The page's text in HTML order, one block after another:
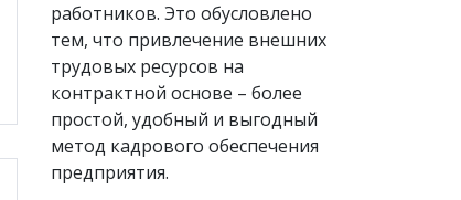
работников. Это обусловлено
тем, что привлечение внешних
трудовых ресурсов на
контрактной основе – более
простой, удобный и выгодный
метод кадрового обеспечения
предприятия.